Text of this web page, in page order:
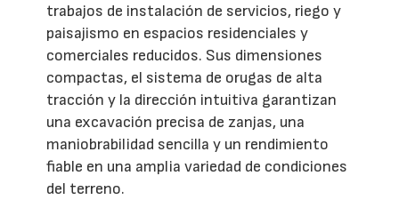
trabajos de instalación de servicios, riego y
paisajismo en espacios residenciales y
comerciales reducidos. Sus dimensiones
compactas, el sistema de orugas de alta
tracción y la dirección intuitiva garantizan
una excavación precisa de zanjas, una
maniobrabilidad sencilla y un rendimiento
fiable en una amplia variedad de condiciones
del terreno.